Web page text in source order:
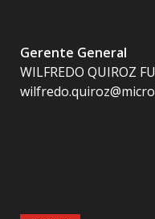
Gerente General
WILFREDO QUIROZ